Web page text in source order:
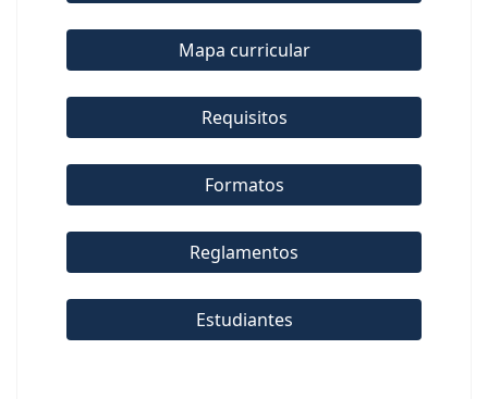
Mapa curricular
Requisitos
Formatos
Reglamentos
Estudiantes